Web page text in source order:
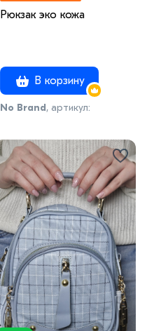
Рюкзак эко кожа
В корзину
No Brand, артикул: